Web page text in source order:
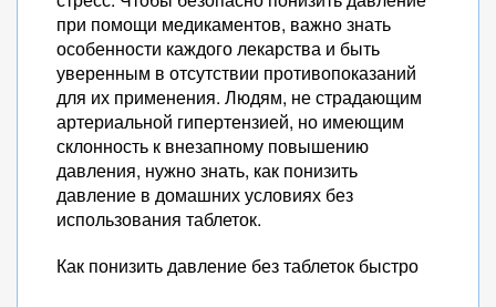
при помощи медикаментов, важно знать
особенности каждого лекарства и быть
уверенным в отсутствии противопоказаний
для их применения. Людям, не страдающим
артериальной гипертензией, но имеющим
склонность к внезапному повышению
давления, нужно знать, как понизить
давление в домашних условиях без
использования таблеток.
Как понизить давление без таблеток быстро